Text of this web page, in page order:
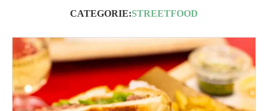
CATEGORIE:STREETFOOD